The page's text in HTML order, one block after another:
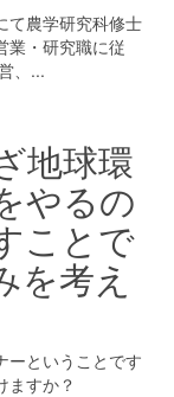
て農学研究科修士
業・研究職に従
...
地球環
やるの
ことで
を考え
ーということです
ますか？